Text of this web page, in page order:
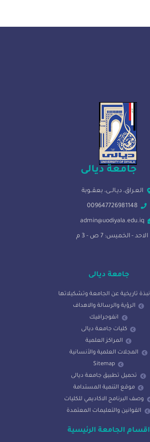
جامعة ديالى
العـراق، ديـالــى، بعقــوبة
009647726981148
admin@uodiyala.edu.iq
الاحد - الخميس: 7 ص - 3 م
جامعة ديالى
نبذة تاريخية عن الجامعة وتشكيلاتها
الرؤية والرسالة والاهداف
انفوجرافيك
كليات جامعة ديالى
المراكز العلمية
المجلات العلمية والأنسانية
Sitemap
تحميل تطبيق جامعة ديالى
موقع التنمية المستدامة
وصف البرنامج الاكاديمي للكليات
القوانين والتعليمات المعتمدة
اقسام الجامعة الرئيسية